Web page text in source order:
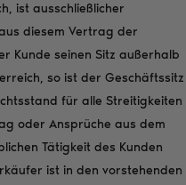
ist ausschließlicher
diesem Vertrag der
Kunde seinen Sitz außerhalb
so ist der Geschäftssitz
für alle Streitigkeiten
oder Ansprüche aus dem
Tätigkeit des Kunden
ist in den vorstehenden